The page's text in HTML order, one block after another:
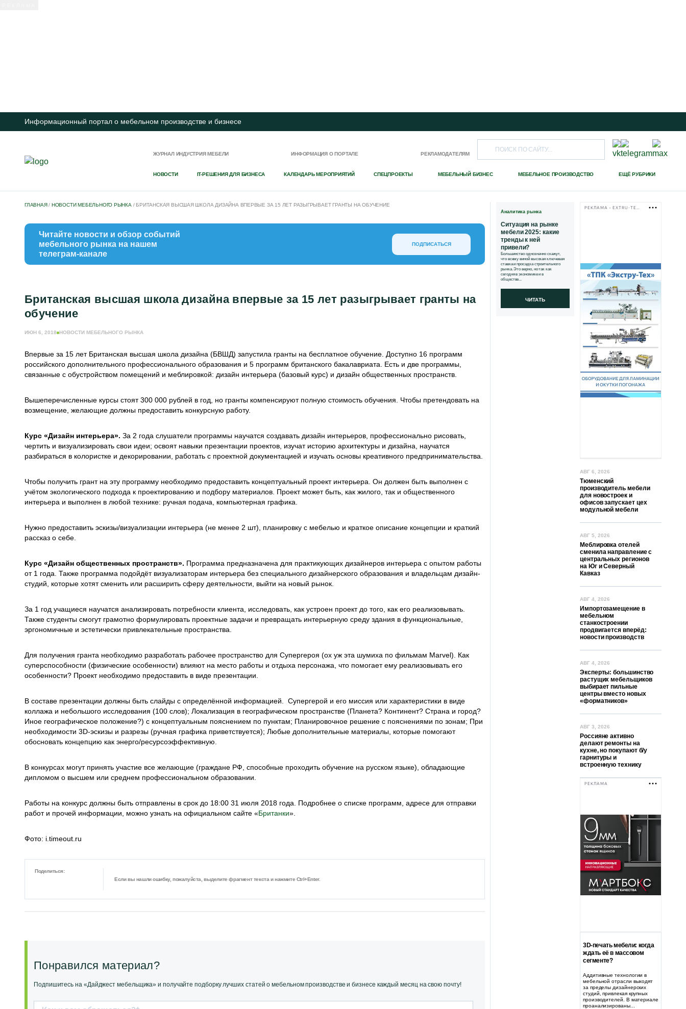
Информационный портал о мебельном производстве и бизнесе
ЖУРНАЛ ИНДУСТРИЯ МЕБЕЛИ ИНФОРМАЦИЯ О ПОРТАЛЕ РЕКЛАМОДАТЕЛЯМ
НОВОСТИ IT-РЕШЕНИЯ ДЛЯ БИЗНЕСА КАЛЕНДАРЬ МЕРОПРИЯТИЙ СПЕЦПРОЕКТЫ МЕБЕЛЬНЫЙ БИЗНЕС МЕБЕЛЬНОЕ ПРОИЗВОДСТВО ЕЩЁ РУБРИКИ
ГЛАВНАЯ/ НОВОСТИ МЕБЕЛЬНОГО РЫНКА / БРИТАНСКАЯ ВЫСШАЯ ШКОЛА ДИЗАЙНА ВПЕРВЫЕ ЗА 15 ЛЕТ РАЗЫГРЫВАЕТ ГРАНТЫ НА ОБУЧЕНИЕ
Читайте новости и обзор событий
мебельного рынка на нашем
телеграм-канале
ПОДПИСАТЬСЯ
Британская высшая школа дизайна впервые за 15 лет разыгрывает гранты на
обучение
ИЮН 6, 2018 НОВОСТИ МЕБЕЛЬНОГО РЫНКА
Впервые за 15 лет Британская высшая школа дизайна (БВШД) запустила гранты на бесплатное обучение. Доступно 16 программ
российского дополнительного профессионального образования и 5 программ британского бакалавриата. Есть и две программы,
связанные с обустройством помещений и меблировкой: дизайн интерьера (базовый курс) и дизайн общественных пространств.
Вышеперечисленные курсы стоят 300 000 рублей в год, но гранты компенсируют полную стоимость обучения. Чтобы претендовать на
возмещение, желающие должны предоставить конкурсную работу.
Курс «Дизайн интерьера». За 2 года слушатели программы научатся создавать дизайн интерьеров, профессионально рисовать,
чертить и визуализировать свои идеи; освоят навыки презентации проектов, изучат историю архитектуры и дизайна, научатся
разбираться в колористке и декорировании, работать с проектной документацией и изучать основы креативного предпринимательства.
Чтобы получить грант на эту программу необходимо предоставить концептуальный проект интерьера. Он должен быть выполнен с
учётом экологического подхода к проектированию и подбору материалов. Проект может быть, как жилого, так и общественного
интерьера и выполнен в любой технике: ручная подача, компьютерная графика.
Нужно предоставить эскизы/визуализации интерьера (не менее 2 шт), планировку с мебелью и краткое описание концепции и краткий
рассказ о себе.
Курс «Дизайн общественных пространств». Программа предназначена для практикующих дизайнеров интерьера с опытом работы
от 1 года. Также программа подойдёт визуализаторам интерьера без специального дизайнерского образования и владельцам дизайн-
студий, которые хотят сменить или расширить сферу деятельности, выйти на новый рынок.
За 1 год учащиеся научатся анализировать потребности клиента, исследовать, как устроен проект до того, как его реализовывать.
Также студенты смогут грамотно формулировать проектные задачи и превращать интерьерную среду здания в функциональные,
эргономичные и эстетически привлекательные пространства.
Для получения гранта необходимо разработать рабочее пространство для Супергероя (ох уж эта шумиха по фильмам Marvel). Как
суперспособности (физические особенности) влияют на место работы и отдыха персонажа, что помогает ему реализовывать его
особенности? Проект необходимо предоставить в виде презентации.
В составе презентации должны быть слайды с определённой информацией. Супергерой и его миссия или характеристики в виде
коллажа и небольшого исследования (100 слов); Локализация в географическом пространстве (Планета? Континент? Страна и город?
Иное географическое положение?) с концептуальным пояснением по пунктам; Планировочное решение с пояснениями по зонам; При
необходимости 3D-эскизы и разрезы (ручная графика приветствуется); Любые дополнительные материалы, которые помогают
обосновать концепцию как энерго/ресурсоэффективную.
В конкурсах могут принять участие все желающие (граждане РФ, способные проходить обучение на русском языке), обладающие
дипломом о высшем или среднем профессиональном образовании.
Работы на конкурс должны быть отправлены в срок до 18:00 31 июля 2018 года. Подробнее о списке программ, адресе для отправки
работ и прочей информации, можно узнать на официальном сайте «Британки».
Фото: i.timeout.ru
Поделиться:
Если вы нашли ошибку, пожалуйста, выделите фрагмент текста и нажмите Ctrl+Enter.
Понравился материал?
Подпишитесь на «Дайджест мебельщика» и получайте подборку лучших статей о мебельном производстве и бизнесе каждый месяц на свою почту!
Аналитика рынка
Ситуация на рынке
мебели 2025: какие
тренды к ней
привели?
Большинство однозначно скажут,
что всему виной высокая ключевая
ставка и просадка строительного
рынка. Это верно, но так как
сегодня в экономике и в
обществе...
ЧИТАТЬ
АВГ 6, 2026
Тюменский
производитель мебели
для новостроек и
офисов запускает цех
модульной мебели
АВГ 5, 2026
Меблировка отелей
сменила направление с
центральных регионов
на Юг и Северный
Кавказ
АВГ 4, 2026
Импортозамещение в
мебельном
станкостроении
продвигается вперёд:
новости производств
АВГ 4, 2026
Эксперты: большинство
растущих мебельщиков
выбирает пильные
центры вместо новых
«форматников»
АВГ 3, 2026
Россияне активно
делают ремонты на
кухне, но покупают б/у
гарнитуры и
встроенную технику
РЕКЛАМА
3D-печать мебели: когда
ждать её в массовом
сегменте?
Аддитивные технологии в
мебельной отрасли выходят
за пределы дизайнерских
студий, привлекая крупных
производителей. В материале
проанализированы...